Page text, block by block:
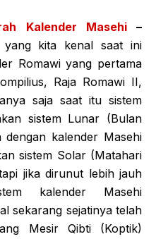
Kalender Masehi–
yang kita kenal saat ini
Romawi yang pertama
Raja Romawi II,
saja saat itu sistem
sistem Lunar (Bulan
dengan kalender Masehi
sistem Solar (Matahari
jika dirunut lebih jauh
kalender Masehi
sekarang sejatinya telah
Mesir Qibti (Koptik)